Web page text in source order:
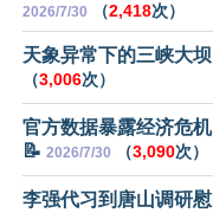
2026/7/30 （2,418次）
天象异常下的三峡大
（3,006次）
官方数据暴露经济危
📝 2026/7/30 （3,090次）
李强代习到唐山调研